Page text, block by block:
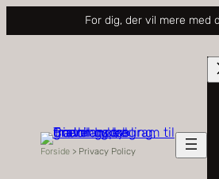
til
For dig, der vil mere med
Forside> Privacy Policy